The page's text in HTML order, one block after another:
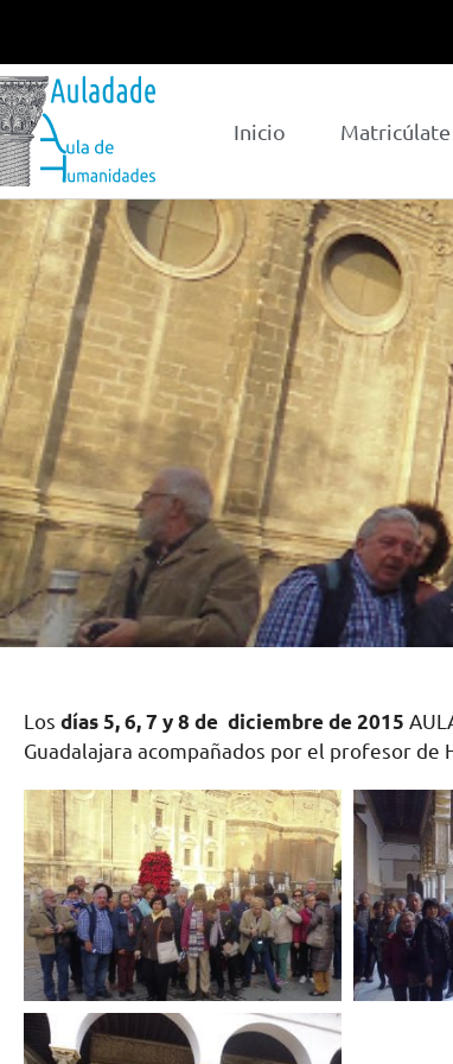
Inicio Matricúlate
Los días 5, 6, 7 y 8 de diciembre de 2015
Guadalajara acompañados por el profesor